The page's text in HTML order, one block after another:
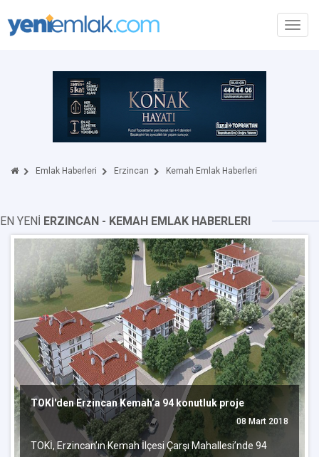
Emlak Haberleri Erzincan Kemah Emlak Haberleri
EN YENİ ERZINCAN - KEMAH EMLAK HABERLERI
TOKİ'den Erzincan Kemah’a 94 konutluk proje
08 Mart 2018
TOKİ, Erzincan’ın Kemah İlçesi Çarşı Mahallesi’nde 94